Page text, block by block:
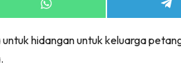
Share
on
on
hidangan untuk keluarga